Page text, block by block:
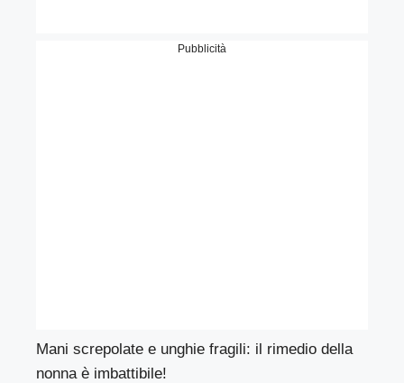
Pubblicità
Mani screpolate e unghie fragili: il rimedio della
nonna è imbattibile!